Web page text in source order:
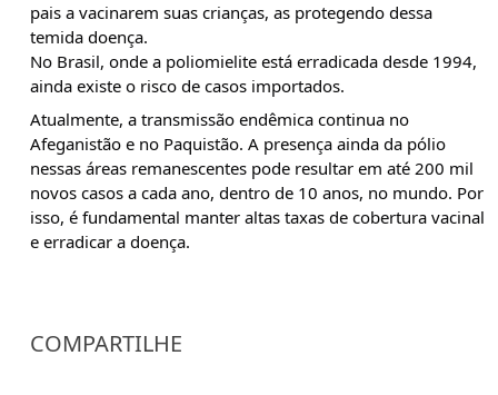
pais a vacinarem suas crianças, as protegendo dessa
temida doença.
No Brasil, onde a poliomielite está erradicada desde 1994,
ainda existe o risco de casos importados.
Atualmente, a transmissão endêmica continua no
Afeganistão e no Paquistão. A presença ainda da pólio
nessas áreas remanescentes pode resultar em até 200 mil
novos casos a cada ano, dentro de 10 anos, no mundo. Por
isso, é fundamental manter altas taxas de cobertura vacinal
e erradicar a doença.
COMPARTILHE